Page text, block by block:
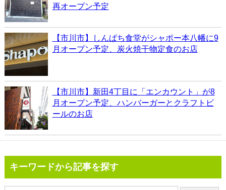
再オープン予定
【市川市】しんぱち食堂がシャポー本八幡に9
月オープン予定、炭火焼干物定食のお店
【市川市】新田4丁目に「エンカウント」が8
月オープン予定、ハンバーガーとクラフトビ
ールのお店
キーワードから記事を探す